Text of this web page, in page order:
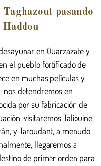
pasando
en Ouarzazate y
el pueblo fortificado de
en muchas películas y
nos detendremos en
por su fabricación de
visitaremos Taliouine,
y Taroudant, a menudo
llegaremos a
de primer orden para